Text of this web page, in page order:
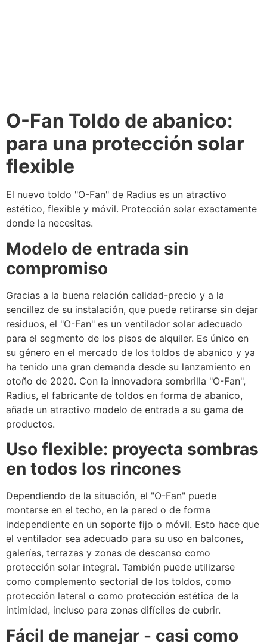
O-Fan Toldo de abanico:
para una protección solar
flexible
El nuevo toldo "O-Fan" de Radius es un atractivo
estético, flexible y móvil. Protección solar exactamente
donde la necesitas.
Modelo de entrada sin
compromiso
Gracias a la buena relación calidad-precio y a la
sencillez de su instalación, que puede retirarse sin dejar
residuos, el "O-Fan" es un ventilador solar adecuado
para el segmento de los pisos de alquiler. Es único en
su género en el mercado de los toldos de abanico y ya
ha tenido una gran demanda desde su lanzamiento en
otoño de 2020. Con la innovadora sombrilla "O-Fan",
Radius, el fabricante de toldos en forma de abanico,
añade un atractivo modelo de entrada a su gama de
productos.
Uso flexible: proyecta sombras
en todos los rincones
Dependiendo de la situación, el "O-Fan" puede
montarse en el techo, en la pared o de forma
independiente en un soporte fijo o móvil. Esto hace que
el ventilador sea adecuado para su uso en balcones,
galerías, terrazas y zonas de descanso como
protección solar integral. También puede utilizarse
como complemento sectorial de los toldos, como
protección lateral o como protección estética de la
intimidad, incluso para zonas difíciles de cubrir.
Fácil de manejar - casi como